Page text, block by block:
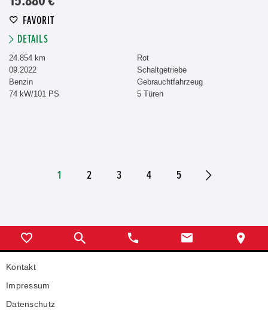
FAVORIT
DETAILS
24.854 km
09.2022
Benzin
74 kW/101 PS
Rot
Schaltgetriebe
Gebrauchtfahrzeug
5 Türen
1 2 3 4 5
Kontakt
Impressum
Datenschutz